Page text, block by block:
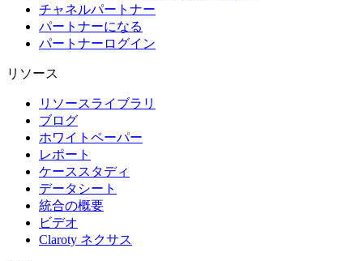
チャネルパートナー
パートナーになる
パートナーログイン
リソース
リソースライブラリ
ブログ
ホワイトペーパー
レポート
ケーススタディ
データシート
統合の概要
ビデオ
Claroty ネクサス